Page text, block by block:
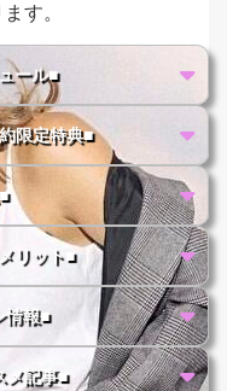
す。
ール■
限定特典■
リット■
情報■
メ記事■